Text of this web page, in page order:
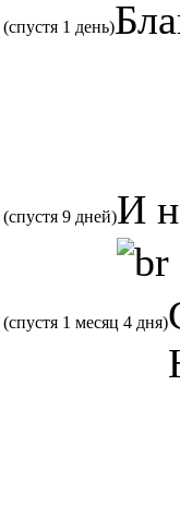
(спустя 1 день)
(спустя 9 дней)И
(спустя 1 месяц 4 дня)